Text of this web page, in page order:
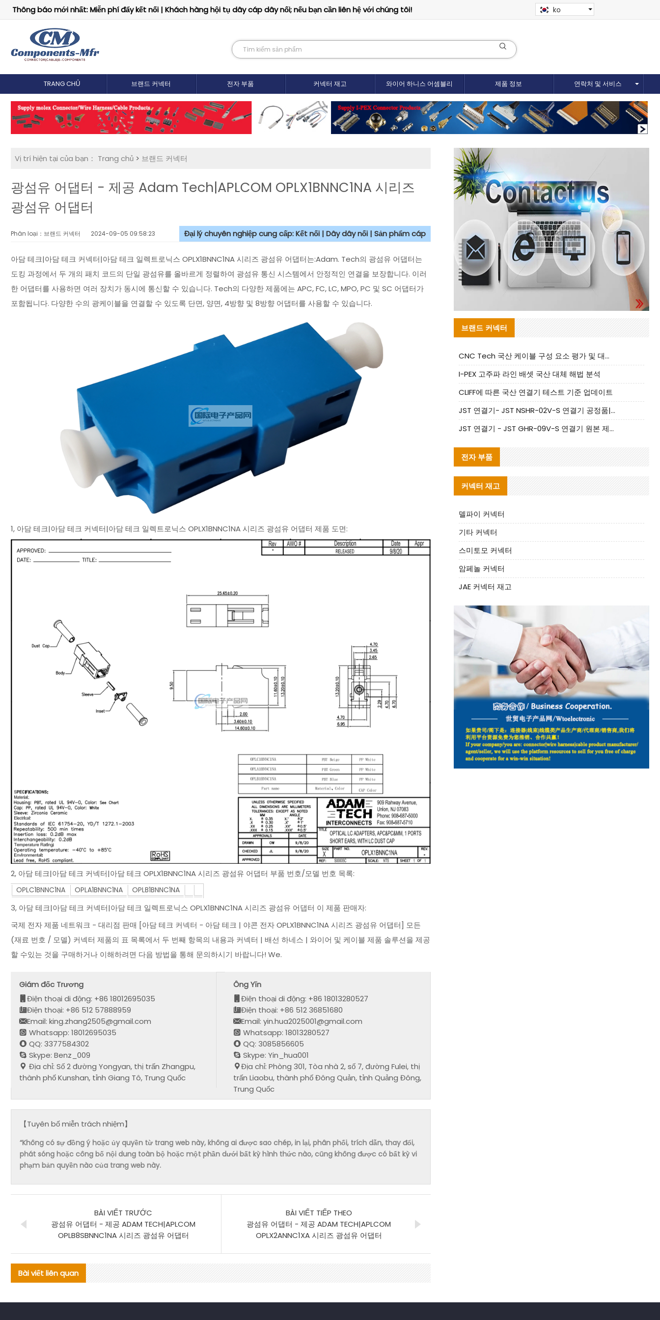
Thông báo mới nhất: Miễn phí đẩy kết nối | Khách hàng hội tụ dây cáp dây nối; nếu bạn cần liên hệ với chúng tôi! ko
TRANG CHỦ 브랜드 커넥터 전자 부품 커넥터 재고 와이어 하니스 어셈블리 제품 정보 연락처 및 서비스
Vị trí hiện tại của bạn： Trang chủ > 브랜드 커넥터
광섬유 어댑터 - 제공 Adam Tech|APLCOM OPLX1BNNC1NA 시리즈
광섬유 어댑터
Phân loại：브랜드 커넥터 2024-09-05 09:58:23 Đại lý chuyên nghiệp cung cấp: Kết nối | Dây dây nối | Sản phẩm cáp
아담 테크|아담 테크 커넥터|아담 테크 일렉트로닉스 OPLX1BNNC1NA 시리즈 광섬유 어댑터는:Adam. Tech의 광섬유 어댑터는
도킹 과정에서 두 개의 패치 코드의 단일 광섬유를 올바르게 정렬하여 광섬유 통신 시스템에서 안정적인 연결을 보장합니다. 이러
한 어댑터를 사용하면 여러 장치가 동시에 통신할 수 있습니다. Tech의 다양한 제품에는 APC, FC, LC, MPO, PC 및 SC 어댑터가
포함됩니다. 다양한 수의 광케이블을 연결할 수 있도록 단면, 양면, 4방향 및 8방향 어댑터를 사용할 수 있습니다.
1, 아담 테크|아담 테크 커넥터|아담 테크 일렉트로닉스 OPLX1BNNC1NA 시리즈 광섬유 어댑터 제품 도면:
2, 아담 테크|아담 테크 커넥터|아담 테크 OPLX1BNNC1NA 시리즈 광섬유 어댑터 부품 번호/모델 번호 목록:
OPLC1BNNC1NA OPLA1BNNC1NA OPLB1BNNC1NA
3, 아담 테크|아담 테크 커넥터|아담 테크 일렉트로닉스 OPLX1BNNC1NA 시리즈 광섬유 어댑터 이 제품 판매자:
국제 전자 제품 네트워크 - 대리점 판매 [아담 테크 커넥터 - 아담 테크 | 야콘 전자 OPLX1BNNC1NA 시리즈 광섬유 어댑터] 모든
(재료 번호 / 모델) 커넥터 제품의 표 목록에서 두 번째 항목의 내용과 커넥터 | 배선 하네스 | 와이어 및 케이블 제품 솔루션을 제공
할 수있는 것을 구매하거나 이해하려면 다음 방법을 통해 문의하시기 바랍니다! We.
Giám đốc Trương
Điện thoại di động: +86 18012695035
Điện thoại: +86 512 57888959
Email: king.zhang2505@gmail.com
Whatsapp: 18012695035
QQ: 3377584302
Skype: Benz_009
Địa chỉ: Số 2 đường Yongyan, thị trấn Zhangpu,
thành phố Kunshan, tỉnh Giang Tô, Trung Quốc
Ông Yǐn
Điện thoại di động: +86 18013280527
Điện thoại: +86 512 36851680
Email: yin.hua2025001@gmail.com
Whatsapp: 18013280527
QQ: 3085856605
Skype: Yin_hua001
Địa chỉ: Phòng 301, Tòa nhà 2, số 7, đường Fulei, thị
trấn Liaobu, thành phố Đông Quản, tỉnh Quảng Đông,
Trung Quốc
【Tuyên bố miễn trách nhiệm】
“Không có sự đồng ý hoặc ủy quyền từ trang web này, không ai được sao chép, in lại, phân phối, trích dẫn, thay đổi,
phát sóng hoặc công bố nội dung toàn bộ hoặc một phần dưới bất kỳ hình thức nào, cũng không được có bất kỳ vi
phạm bản quyền nào của trang web này.
BÀI VIẾT TRƯỚC
광섬유 어댑터 - 제공 ADAM TECH|APLCOM
OPLB8SBNNC1NA 시리즈 광섬유 어댑터
BÀI VIẾT TIẾP THEO
광섬유 어댑터 - 제공 ADAM TECH|APLCOM
OPLX2ANNC1XA 시리즈 광섬유 어댑터
Bài viết liên quan
브랜드 커넥터
CNC Tech 국산 케이블 구성 요소 평가 및 대량 생산 적합성 가이드
I-PEX 고주파 라인 배셋 국산 대체 해법 분석
CLIFF에 따른 국산 연결기 테스트 기준 업데이트
JST 연결기- JST NSHR-02V-S 연결기 공정품|대체품 제공
JST 연결기 - JST GHR-09V-S 연결기 원본 제품 제공 | 대체품 제공
전자 부품
커넥터 재고
델파이 커넥터
기타 커넥터
스미토모 커넥터
암페놀 커넥터
JAE 커넥터 재고